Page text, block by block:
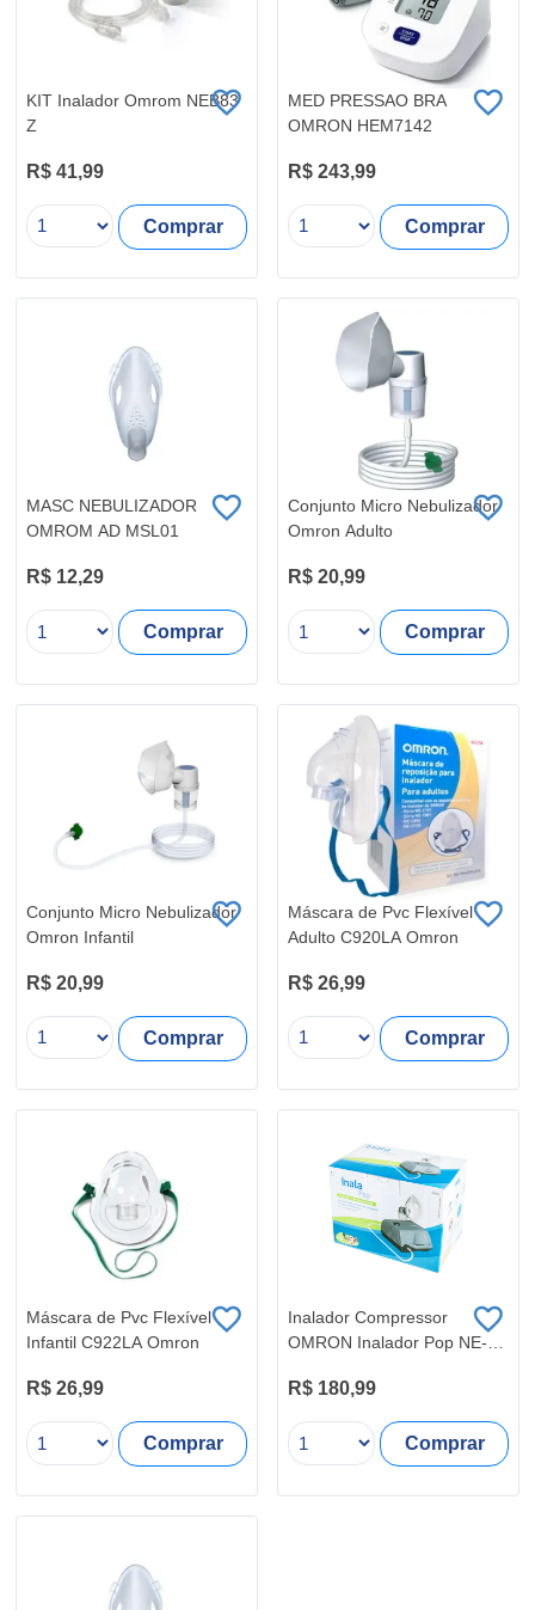
KIT Inalador Omrom NEB83
Z
R$ 41,99
Comprar
MED PRESSAO BRA
OMRON HEM7142
R$ 243,99
Comprar
MASC NEBULIZADOR
OMROM AD MSL01
R$ 12,29
Comprar
Conjunto Micro Nebulizador
Omron Adulto
R$ 20,99
Comprar
Conjunto Micro Nebulizador
Omron Infantil
R$ 20,99
Comprar
Máscara de Pvc Flexível
Adulto C920LA Omron
R$ 26,99
Comprar
Máscara de Pvc Flexível
Infantil C922LA Omron
R$ 26,99
Comprar
Inalador Compressor
OMRON Inalador Pop NE-
R$ 180,99
Comprar